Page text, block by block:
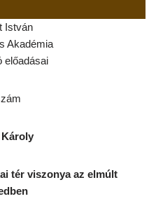
István
Akadémia
előadásai
tér viszonya az elmúlt